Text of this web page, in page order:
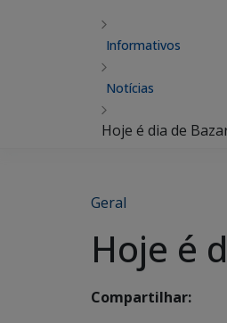
Informativos
Notícias
Hoje é dia de
Geral
Hoje é
Compartilhar: